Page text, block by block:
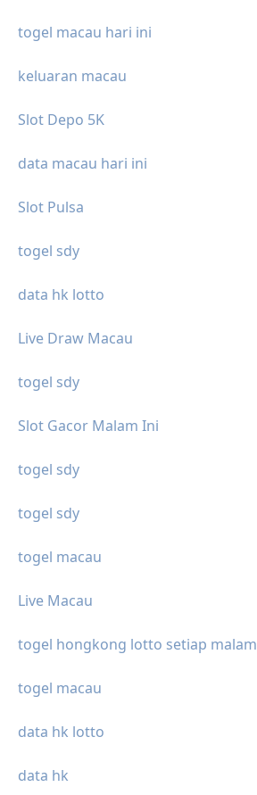
togel macau hari ini
keluaran macau
Slot Depo 5K
data macau hari ini
Slot Pulsa
togel sdy
data hk lotto
Live Draw Macau
togel sdy
Slot Gacor Malam Ini
togel sdy
togel sdy
togel macau
Live Macau
togel hongkong lotto setiap malam
togel macau
data hk lotto
data hk